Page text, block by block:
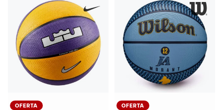
OFERTA OFERTA